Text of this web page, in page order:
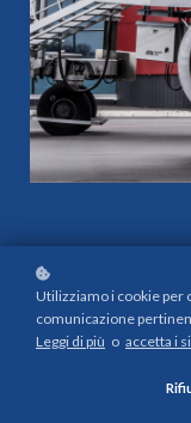
Utilizziamo i cookie per
comunicazione
Leggi di più o accetta i